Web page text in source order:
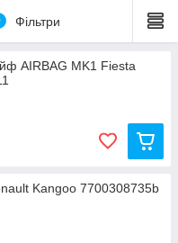
Фільтри
AIRBAG MK1 Fiesta
Kangoo 7700308735b